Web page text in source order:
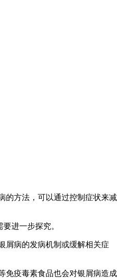
的方法，可以通过控制症状来减
进一步探究。
屑病的发病机制或缓解相关症
免疫毒素食品也会对银屑病造成